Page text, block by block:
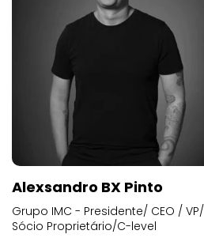
Alexsandro BX Pinto
Grupo IMC - Presidente/ CEO / VP/
Sócio Proprietário/C-level